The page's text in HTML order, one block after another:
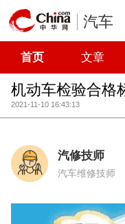
汽车
首页 文章
机动车检验合格
2021-11-10 16:43:13
汽修技师
汽车维修技师